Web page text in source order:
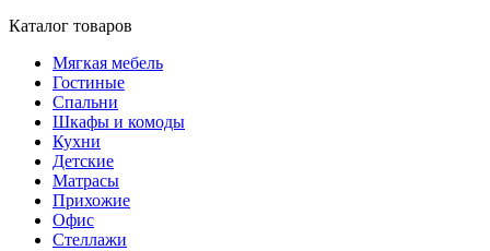
Каталог товаров
Мягкая мебель
Гостиные
Спальни
Шкафы и комоды
Кухни
Детские
Матрасы
Прихожие
Офис
Стеллажи